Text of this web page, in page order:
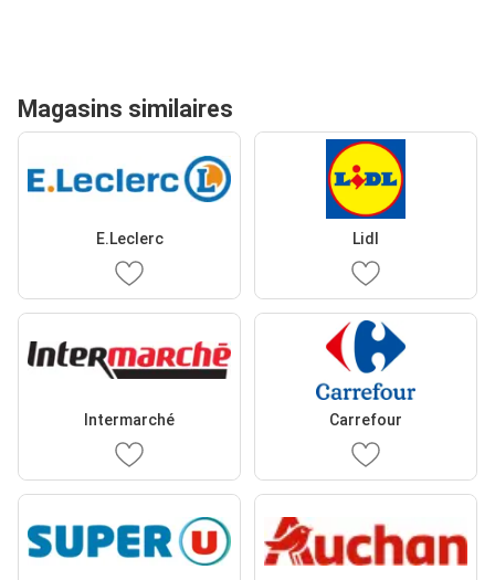
Magasins similaires
E.Leclerc Lidl
Intermarché Carrefour